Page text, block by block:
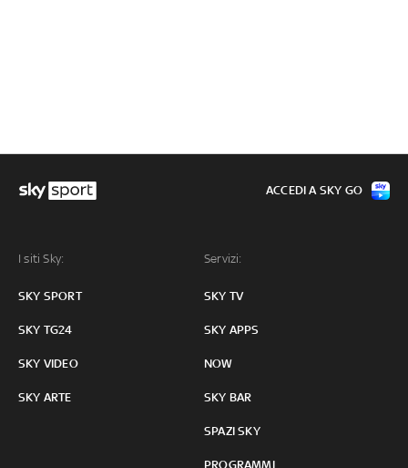
I siti Sky:
SKY SPORT
SKY TG24
SKY VIDEO
SKY ARTE
Servizi:
SKY TV
SKY APPS
NOW
SKY BAR
SPAZI SKY
PROGRAMMI
ACCEDI A SKY GO